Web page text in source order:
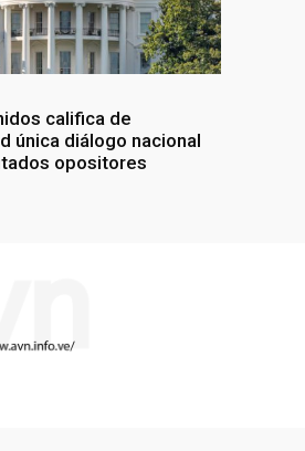
califica de
única diálogo nacional
opositores